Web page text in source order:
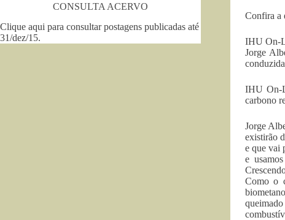
Confira a
IHU On-
Jorge
IHU On-
carbono
Jorge
existirão
e que vai
e
Como o
CONSULTA ACERVO
Clique aqui para consultar postagens publicadas até
31/dez/15.